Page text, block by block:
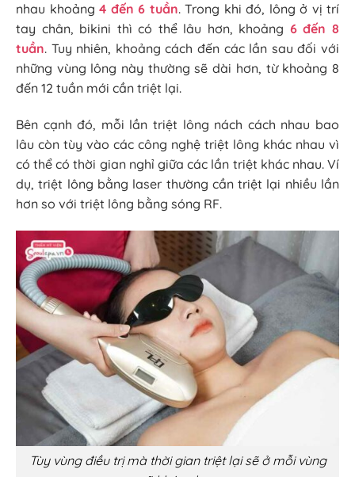
nhau khoảng 4 đến 6 tuần. Trong khi đó, lông ở vị trí
tay chân, bikini thì có thể lâu hơn, khoảng 6 đến 8
tuần. Tuy nhiên, khoảng cách đến các lần sau đối với
những vùng lông này thường sẽ dài hơn, từ khoảng 8
đến 12 tuần mới cần triệt lại.
Bên cạnh đó, mỗi lần triệt lông nách cách nhau bao
lâu còn tùy vào các công nghệ triệt lông khác nhau vì
có thể có thời gian nghỉ giữa các lần triệt khác nhau. Ví
dụ, triệt lông bằng laser thường cần triệt lại nhiều lần
hơn so với triệt lông bằng sóng RF.
Tùy vùng điều trị mà thời gian triệt lại sẽ ở mỗi vùng